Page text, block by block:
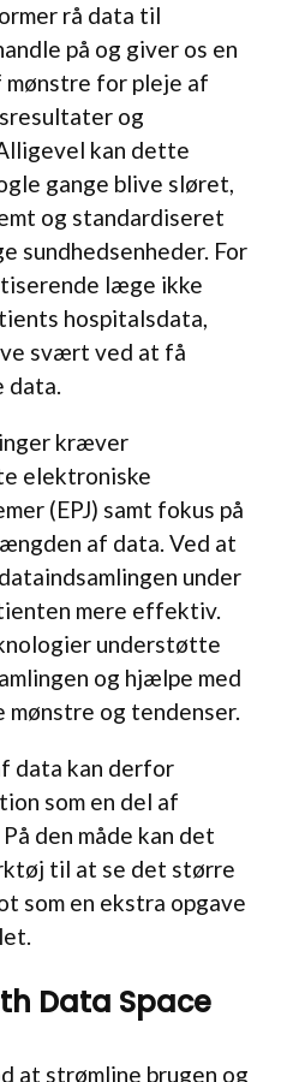
rå data til
på og giver os en
for pleje af
og
kan dette
gange blive sløret,
og standardiseret
sundhedsenheder. For
læge ikke
hospitalsdata,
svært ved at få
data.
kræver
elektroniske
(EPJ) samt fokus på
af data. Ved at
under
mere effektiv.
understøtte
og hjælpe med
og tendenser.
data kan derfor
som en del af
den måde kan det
til at se det større
som en ekstra opgave
Data Space
at strømline brugen og